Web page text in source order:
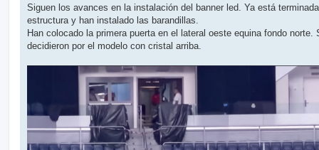
n
s
a
j
Siguen los avances en la instalación del banner led. Ya está
estructura y han instalado las barandillas.
Han colocado la primera puerta en el lateral oeste equina fondo norte.
decidieron por el modelo con cristal arriba.